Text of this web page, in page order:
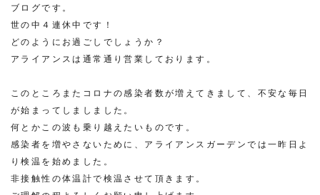
ブログです。
世の中４連休中です！
どのようにお過ごしでしょうか？
アライアンスは通常通り営業しております。
このところまたコロナの感染者数が増えてきまして、不安な毎日
が始まってしましました。
何とかこの波も乗り越えたいものです。
感染者を増やさないために、アライアンスガーデンでは一昨日よ
り検温を始めました。
非接触性の体温計で検温させて頂きます。